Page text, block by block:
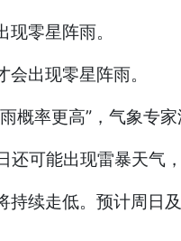
零星阵雨。
出现零星阵雨。
概率更高”，气象专家
可能出现雷暴天气
续走低。预计周日